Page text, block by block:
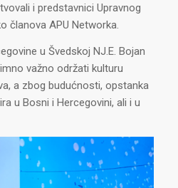
i predstavnici Upravnog
članova APU Networka.
u Švedskoj NJ.E. Bojan
važno održati kulturu
a zbog budućnosti, opstanka
u Bosni i Hercegovini, ali i u